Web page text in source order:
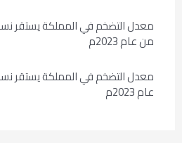
معدل التضخم في المملكة يستقر
من عام 2023م
معدل التضخم في المملكة يستقر
عام 2023م